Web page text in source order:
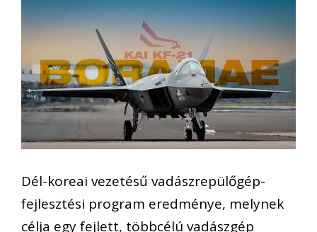
Dél-koreai vezetésű vadászrepülőgép-
fejlesztési program eredménye, melynek
célja egy fejlett, többcélú vadászgép